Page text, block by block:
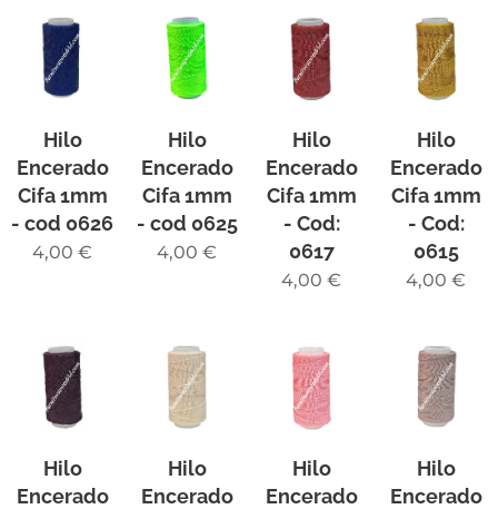
Hilo
Encerado
Cifa 1mm
- cod 0626
4,00 €
Hilo
Encerado
Cifa 1mm
- cod 0625
4,00 €
Hilo
Encerado
Cifa 1mm
- Cod:
0617
4,00 €
Hilo
Encerado
Cifa 1mm
- Cod:
0615
4,00 €
Hilo
Encerado
Hilo
Encerado
Hilo
Encerado
Hilo
Encerado